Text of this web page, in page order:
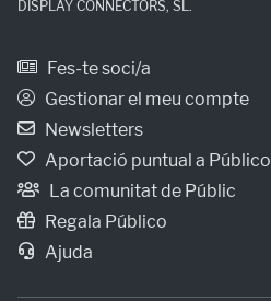
DISPLAY CONNECTORS, SL.
Fes-te soci/a
Gestionar el meu compte
Newsletters
Aportació puntual a Público
La comunitat de Públic
Regala Público
Ajuda